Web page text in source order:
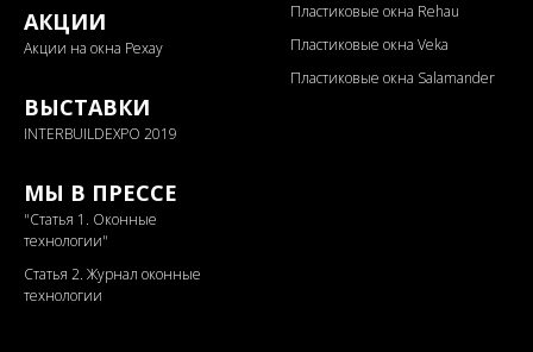
АКЦИИ
Акции на окна Рехау
ВЫСТАВКИ
INTERBUILDEXPO 2019
МЫ В ПРЕССЕ
"Статья 1. Оконные
технологии"
Статья 2. Журнал оконные
технологии
Пластиковые окна Rehau
Пластиковые окна Veka
Пластиковые окна Salamander